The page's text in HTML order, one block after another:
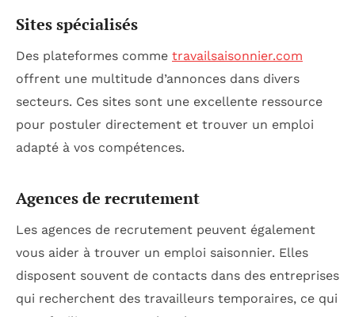
Sites spécialisés
Des plateformes comme travailsaisonnier.com
offrent une multitude d’annonces dans divers
secteurs. Ces sites sont une excellente ressource
pour postuler directement et trouver un emploi
adapté à vos compétences.
Agences de recrutement
Les agences de recrutement peuvent également
vous aider à trouver un emploi saisonnier. Elles
disposent souvent de contacts dans des entreprises
qui recherchent des travailleurs temporaires, ce qui